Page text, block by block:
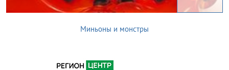
Миньоны и монстры